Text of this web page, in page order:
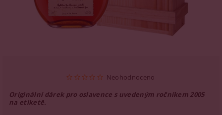
Neohodnoceno
Originální dárek pro oslavence s uvedeným ročníkem 2005
na etiketě.